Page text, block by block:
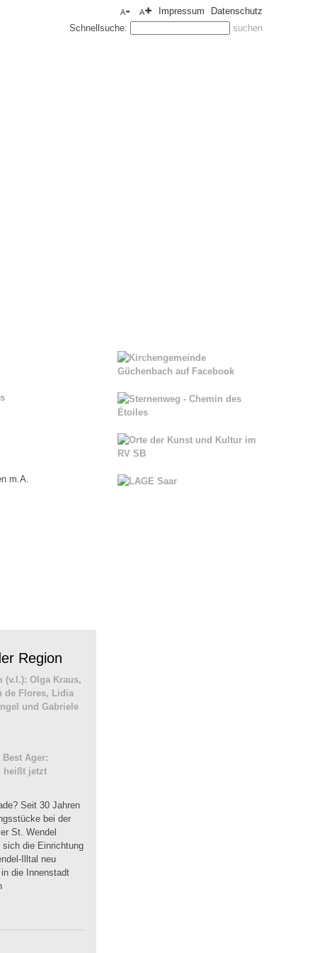
Impressum
Datenschutz
Schnellsuche:
m.A.
Region
Ager:
heißt jetzt
Seit 30 Jahren
bei der
St. Wendel
die Einrichtung
Illtal neu
die Innenstadt